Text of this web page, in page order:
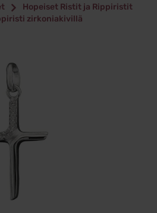
Hopeiset Ristit ja Rippiristit
zirkoniakivillä